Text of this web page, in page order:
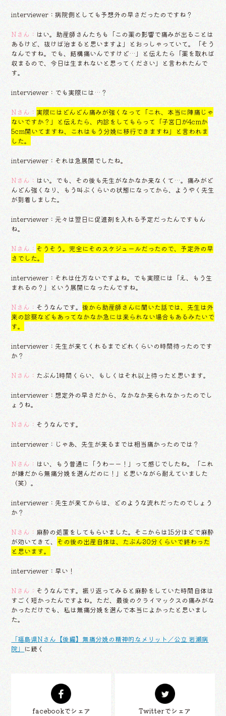
interviewer：病院側としても予想外の早さだったのですね？
Nさん： はい。助産師さんたちも「この薬の影響で痛みが出ることは
あるけど、抜けば治まると思いますよ」とおっしゃっていて。「そう
なんですね。でも、結構痛いんですけど…」と伝えたら「薬を取れば
収まるので、今日は生まれないと思ってください」と言われたんで
す。
interviewer：でも実際には…？
Nさん： 実際にはどんどん痛みが強くなって「これ、本当に陣痛じゃ
ないですか？」と伝えたら、内診をしてもらって「子宮口が4cmか
5cm開いてますね、これはもう分娩に移行できますね」と言われま
した。
interviewer：それは急展開でしたね。
Nさん： はい。でも、その後も先生がなかなか来なくて…。痛みがど
んどん強くなり、もう叫ぶくらいの状態になってから、ようやく先生
が到着しました。
interviewer：元々は翌日に促進剤を入れる予定だったんですもん
ね。
Nさん： そうそう。完全にそのスケジュールだったので、予定外の早
さでした。
interviewer：それは仕方ないですよね。でも実際には「え、もう生
まれるの？」という展開になったんですね。
Nさん： そうなんです。後から助産師さんに聞いた話では、先生は外
来の診察などもあってなかなか急には来られない場合もあるみたいで
す。
interviewer：先生が来てくれるまでどれくらいの時間待ったのです
か？
Nさん：たぶん1時間くらい、もしくはそれ以上待ったと思います。
interviewer：想定外の早さだから、なかなか来られなかったのでし
ょうね。
Nさん： そうなんです。
interviewer：じゃあ、先生が来るまでは相当痛かったのでは？
Nさん： はい、もう普通に「うわーー！」って感じでしたね。「これ
が嫌だから無痛分娩を選んだのに！」と思いながら耐えていました
（笑）。
interviewer：先生が来てからは、どのような流れだったのでしょう
か？
Nさん：麻酔の処置をしてもらいました。そこからは15分ほどで麻酔
が効いてきて、その後の出産自体は、たぶん30分くらいで終わった
と思います。
interviewer：早い！
Nさん： そうなんです。振り返ってみると麻酔をしていた時間自体は
すごく短かったんですよね。ただ、最後のクライマックスの痛みがな
かっただけでも、私は無痛分娩を選んで本当によかったと思いまし
た。
「福島県Nさん【後編】無痛分娩の精神的なメリット／公立 岩瀬病
院」 に続く
facebookでシェア Twitterでシェア